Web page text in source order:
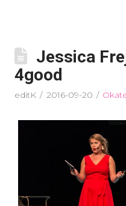
Jessica
4good
editK 2016-09-20